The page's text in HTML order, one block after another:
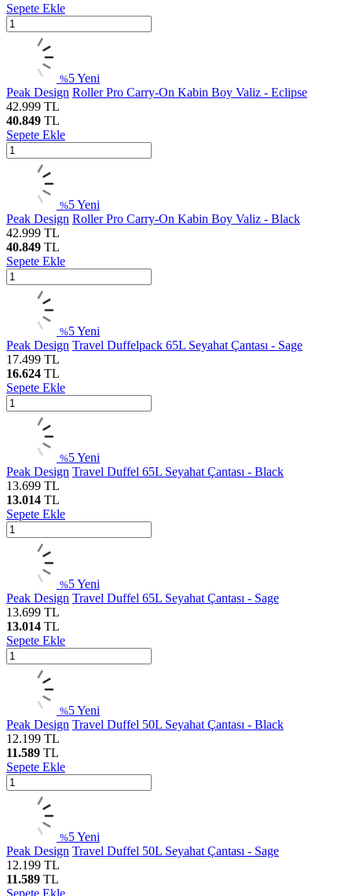
Sepete Ekle
%5Yeni
Peak Design Roller Pro Carry-On Kabin Boy Valiz - Eclipse
42.999 TL
40.849 TL
Sepete Ekle
%5Yeni
Peak Design Roller Pro Carry-On Kabin Boy Valiz - Black
42.999 TL
40.849 TL
Sepete Ekle
%5Yeni
Peak Design Travel Duffelpack 65L Seyahat Çantası - Sage
17.499 TL
16.624 TL
Sepete Ekle
%5Yeni
Peak Design Travel Duffel 65L Seyahat Çantası - Black
13.699 TL
13.014 TL
Sepete Ekle
%5Yeni
Peak Design Travel Duffel 65L Seyahat Çantası - Sage
13.699 TL
13.014 TL
Sepete Ekle
%5Yeni
Peak Design Travel Duffel 50L Seyahat Çantası - Black
12.199 TL
11.589 TL
Sepete Ekle
%5Yeni
Peak Design Travel Duffel 50L Seyahat Çantası - Sage
12.199 TL
11.589 TL
Sepete Ekle